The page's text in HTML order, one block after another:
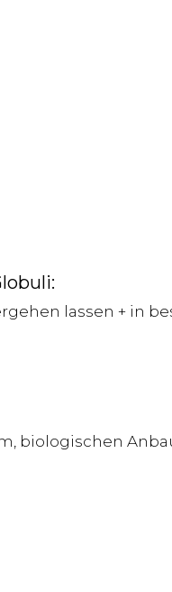
lassen + in
biologischen